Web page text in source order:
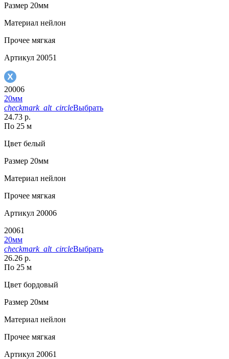
Размер 20мм
Материал нейлон
Прочее мягкая
Артикул 20051
20006
20мм
checkmark_alt_circleВыбрать
24.73 р.
По 25 м
Цвет белый
Размер 20мм
Материал нейлон
Прочее мягкая
Артикул 20006
20061
20мм
checkmark_alt_circleВыбрать
26.26 р.
По 25 м
Цвет бордовый
Размер 20мм
Материал нейлон
Прочее мягкая
Артикул 20061